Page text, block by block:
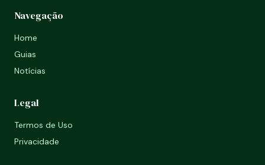
Navegação
Home
Guias
Notícias
Legal
Termos de Uso
Privacidade